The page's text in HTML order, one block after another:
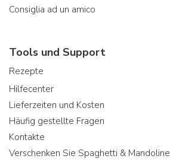
Consiglia ad un amico
Tools und Support
Rezepte
Hilfecenter
Lieferzeiten und Kosten
Häufig gestellte Fragen
Kontakte
Verschenken Sie Spaghetti & Mandoline